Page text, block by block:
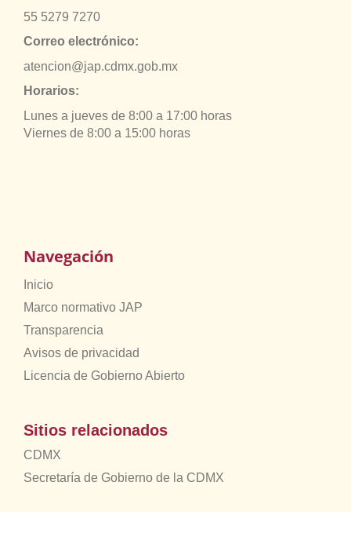
55 5279 7270
Correo electrónico:
atencion@jap.cdmx.gob.mx
Horarios:
Lunes a jueves de 8:00 a 17:00 horas
Viernes de 8:00 a 15:00 horas
Navegación
Inicio
Marco normativo JAP
Transparencia
Avisos de privacidad
Licencia de Gobierno Abierto
Sitios relacionados
CDMX
Secretaría de Gobierno de la CDMX